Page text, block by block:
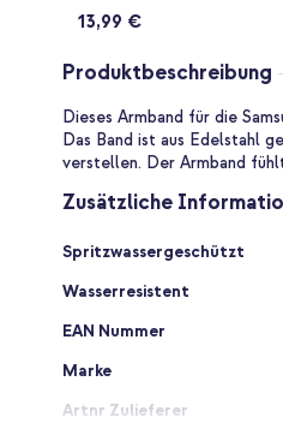
13,99 €
Produktbeschreibung
Dieses Armband für die
Das Band ist aus Edelstahl
verstellen. Der Armband
Zusätzliche
Zusätzliche
Spritzwassergeschützt
Wasserresistent
EAN Nummer
Marke
Artnr Zulieferer